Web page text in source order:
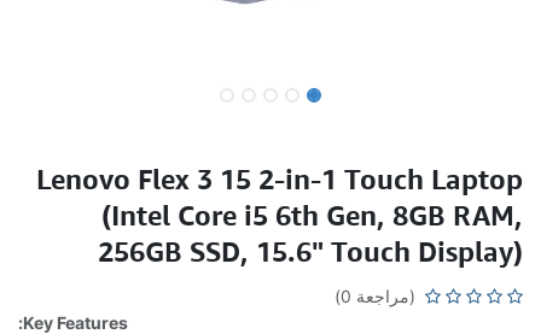
Lenovo Flex 3 15 2-in-1 Touch Laptop
(Intel Core i5 6th Gen, 8GB RAM,
256GB SSD, 15.6" Touch Display)
(مراجعة 0)
Key Features: